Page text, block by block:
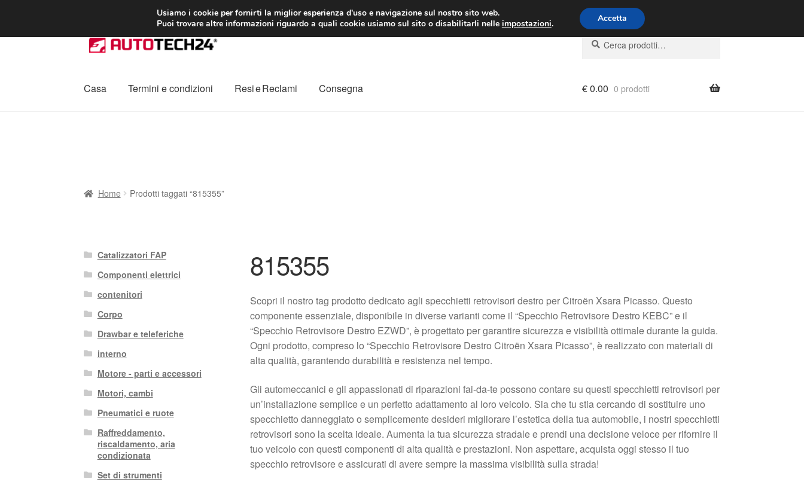
CONSEGNA da 7 EUR Lun-Ven 9:00 - 16:00 800 580 290
Vai
alla
Vai
al
Cerca:
Cerca
Casa Termini e condizioni Resi e Reclami Consegna €0.00 0 prodotti
Home Prodotti taggati “815355”
815355
Scopri il nostro tag prodotto dedicato agli specchietti retrovisori destro per Citroën Xsara Picasso. Questo
componente essenziale, disponibile in diverse varianti come il “Specchio Retrovisore Destro KEBC” e il
“Specchio Retrovisore Destro EZWD”, è progettato per garantire sicurezza e visibilità ottimale durante la guida.
Ogni prodotto, compreso lo “Specchio Retrovisore Destro Citroën Xsara Picasso”, è realizzato con materiali di
alta qualità, garantendo durabilità e resistenza nel tempo.
Gli automeccanici e gli appassionati di riparazioni fai-da-te possono contare su questi specchietti retrovisori per
un’installazione semplice e un perfetto adattamento al loro veicolo. Sia che tu stia cercando di sostituire uno
specchietto danneggiato o semplicemente desideri migliorare l’estetica della tua automobile, i nostri specchietti
retrovisori sono la scelta ideale. Aumenta la tua sicurezza stradale e prendi una decisione veloce per rifornire il
tuo veicolo con questi componenti di alta qualità e prestazioni. Non aspettare, acquista oggi stesso il tuo
specchio retrovisore e assicurati di avere sempre la massima visibilità sulla strada!
Catalizzatori FAP
Componenti elettrici
contenitori
Corpo
Drawbar e teleferiche
interno
Motore - parti e accessori
Motori, cambi
Pneumatici e ruote
Raffreddamento,
riscaldamento, aria
condizionata
Set di strumenti
Usiamo i cookie per fornirti la miglior esperienza d'uso e navigazione sul nostro sito web.
Puoi trovare altre informazioni riguardo a quali cookie usiamo sul sito o disabilitarli nelle impostazioni. Accetta